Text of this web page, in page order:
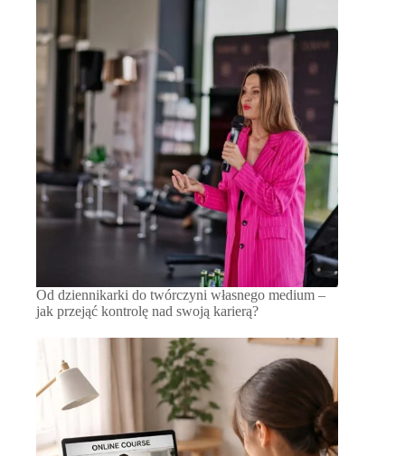
Od dziennikarki do twórczyni własnego medium –
jak przejąć kontrolę nad swoją karierą?